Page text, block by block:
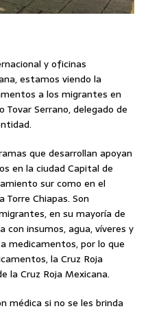
y oficinas
estamos viendo la
a los migrantes en
Tovar Serrano, delegado de
que desarrollan apoyan
en la ciudad Capital de
sur como en el
Chiapas. Son
en su mayoría de
con insumos, agua, víveres y
medicamentos, por lo que
la Cruz Roja
la Cruz Roja Mexicana.
médica si no se les brinda